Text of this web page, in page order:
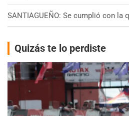
SANTIAGUEÑO: Se cumplió con la
Quizás te lo perdiste